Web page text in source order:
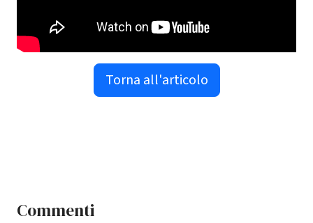
Torna all'articolo
Commenti